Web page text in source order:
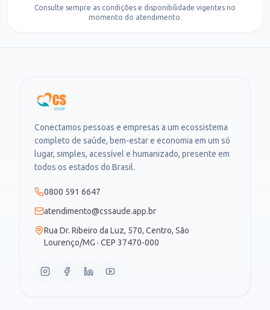
Consulte sempre as condições e disponibilidade vigentes no
momento do atendimento.
Conectamos pessoas e empresas a um ecossistema
completo de saúde, bem-estar e economia em um só
lugar, simples, acessível e humanizado, presente em
todos os estados do Brasil.
0800 591 6647
atendimento@cssaude.app.br
Rua Dr. Ribeiro da Luz, 570, Centro, São
Lourenço/MG · CEP 37470-000